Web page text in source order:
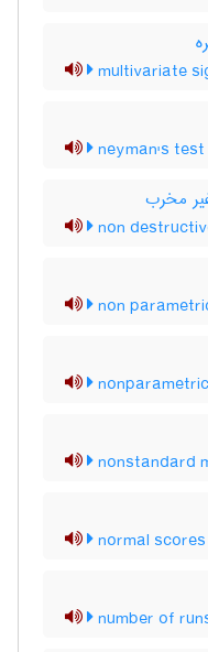
multivariate
neyman's test
مخرب
non
non
nonstandard
normal
number of